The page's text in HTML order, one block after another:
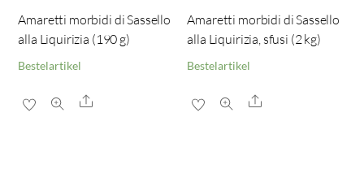
Amaretti morbidi di Sassello
alla Liquirizia (190 g)
Bestelartikel
Share
Amaretti morbidi di Sassello
alla Liquirizia, sfusi (2 kg)
Bestelartikel
Share